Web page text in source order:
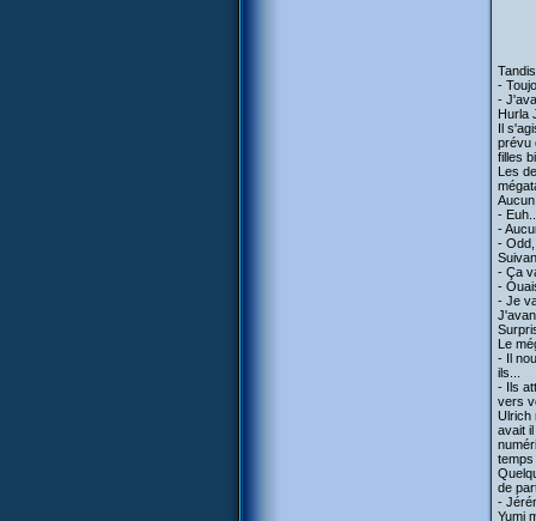
-
-
Hurla
Il
prévu
filles
Les
-
-
-
- Ça
-
- Je
Le
- Il
ils...
- Ils
vers
Ulrich
avait
temps
de
-
Yumi